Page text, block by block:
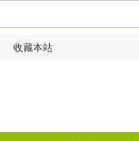
收藏本站